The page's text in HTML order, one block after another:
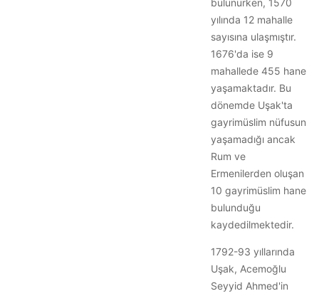
bulunurken, 1570
yılında 12 mahalle
sayısına ulaşmıştır.
1676'da ise 9
mahallede 455 hane
yaşamaktadır. Bu
dönemde Uşak'ta
gayrimüslim nüfusun
yaşamadığı ancak
Rum ve
Ermenilerden oluşan
10 gayrimüslim hane
bulunduğu
kaydedilmektedir.
1792-93 yıllarında
Uşak, Acemoğlu
Seyyid Ahmed'in